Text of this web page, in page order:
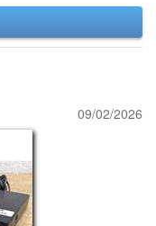
09/02/2026